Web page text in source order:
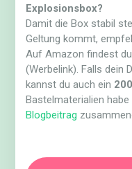
Explosionsbox?
Damit die Box stabil
Geltung kommt,
Auf Amazon findest
(Werbelink). Falls dein
kannst du auch ein
Bastelmaterialien
Blogbeitrag